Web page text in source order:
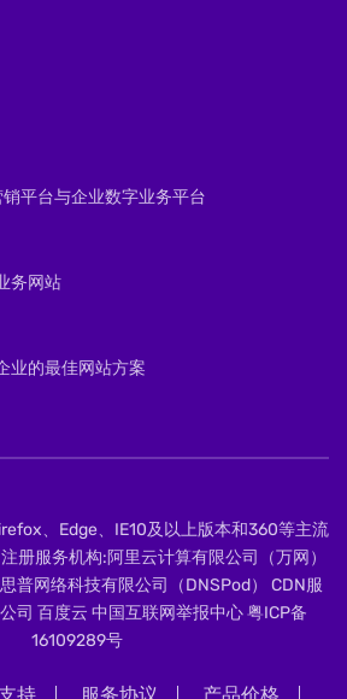
平台与企业数字业务平台
务网站
业的最佳网站方案
、Edge、IE10及以上版本和360等主流
册服务机构:阿里云计算有限公司（万网）
普网络科技有限公司（DNSPod） CDN服
司 百度云 中国互联网举报中心粤ICP备
16109289号